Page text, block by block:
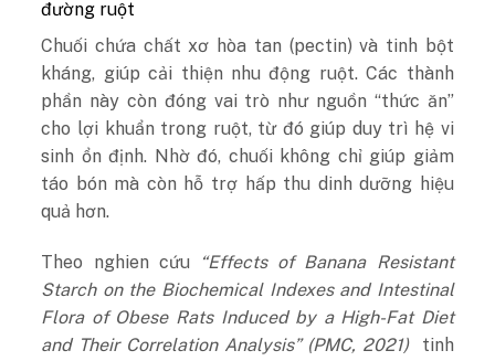
đường ruột
Chuối chứa chất xơ hòa tan (pectin) và tinh bột
kháng, giúp cải thiện nhu động ruột. Các thành
phần này còn đóng vai trò như nguồn “thức ăn”
cho lợi khuẩn trong ruột, từ đó giúp duy trì hệ vi
sinh ổn định. Nhờ đó, chuối không chỉ giúp giảm
táo bón mà còn hỗ trợ hấp thu dinh dưỡng hiệu
quả hơn.
Theo nghien cứu
“Effects of Banana Resistant
Starch on the Biochemical Indexes and Intestinal
Flora of Obese Rats Induced by a High-Fat Diet
and Their Correlation Analysis” (PMC, 2021)tinh